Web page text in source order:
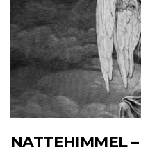
NATTEHIMMEL